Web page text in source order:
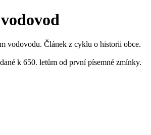
vodovodu. Článek z cyklu o historii obce.
k 650. letům od první písemné zmínky.